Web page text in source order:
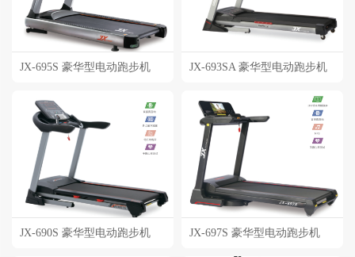
JX-695S 豪华型电动跑步机 JX-693SA 豪华型电动跑步机
JX-690S 豪华型电动跑步机 JX-697S 豪华型电动跑步机